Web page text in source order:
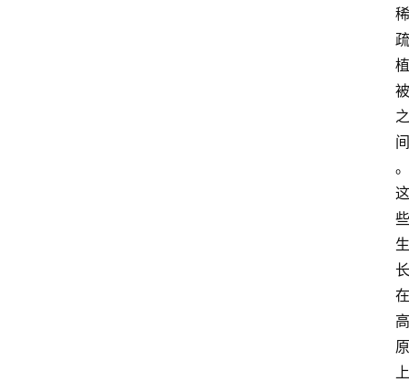
稀
疏
植
被
之
间
。
这
些
生
长
在
高
原
上